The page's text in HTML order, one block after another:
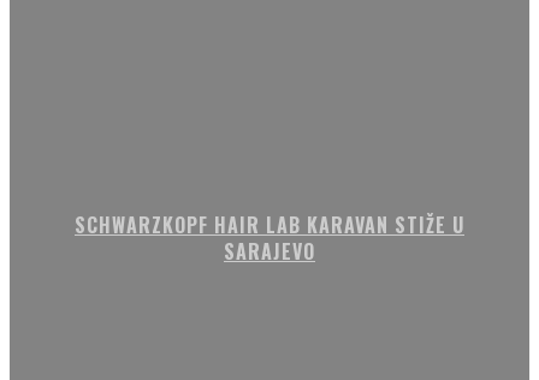
SCHWARZKOPF HAIR LAB KARAVAN STIŽE U
SARAJEVO